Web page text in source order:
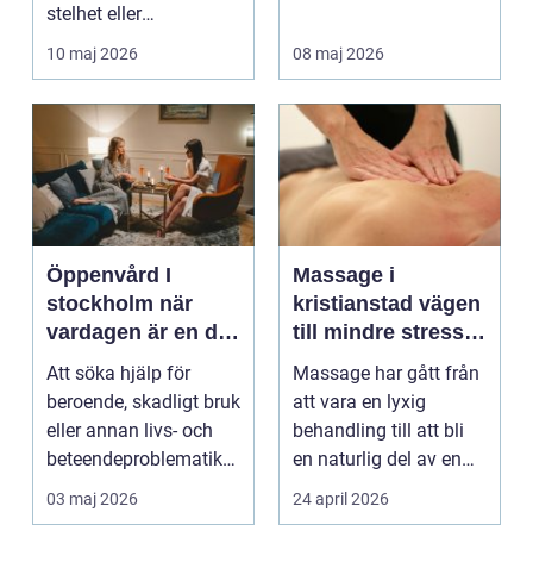
stelhet eller
återkommande värk
börjar...
10 maj 2026 08 maj 2026
Öppenvård I
stockholm när
vardagen är en del
av behandlingen
Att söka hjälp för
beroende, skadligt bruk
eller annan livs- och
beteendeproblematik
är ett stort st...
03 maj 2026
Massage i
kristianstad vägen
till mindre stress
och mer energi i
vardagen
Massage har gått från
att vara en lyxig
behandling till att bli
en naturlig del av en
hållbar livsst...
24 april 2026